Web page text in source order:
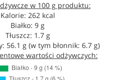
w 100 g produktu:
Kalorie: 262 kcal
Białko: 9 g
Tłuszcz: 1.7 g
56.1 g (w tym błonnik: 6.7 g)
wartości odżywczych: